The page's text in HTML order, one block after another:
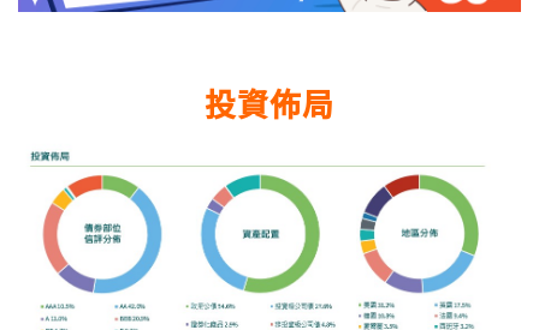
投資佈局